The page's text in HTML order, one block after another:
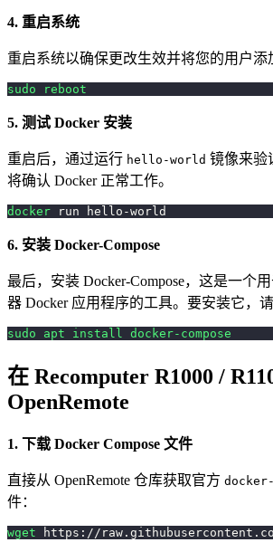
4. 重启系统
重启系统以确保更改生效并将您的用户添
sudo reboot
5. 测试 Docker 安装
重启后，通过运行 hello-world 镜像来验
将确认 Docker 正常工作。
docker run hello-world
6. 安装 Docker-Compose
最后，安装 Docker-Compose，这是一个
器 Docker 应用程序的工具。要安装它，请
sudo apt install docker-compose
在 Recomputer R1000 /
OpenRemote
1. 下载 Docker Compose 文件
直接从 OpenRemote 仓库获取官方
件：
wget https://